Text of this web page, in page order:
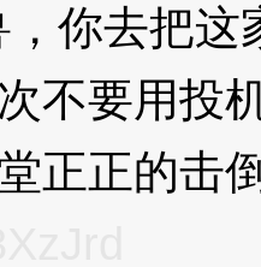
你去把这
要用投机
正正的击